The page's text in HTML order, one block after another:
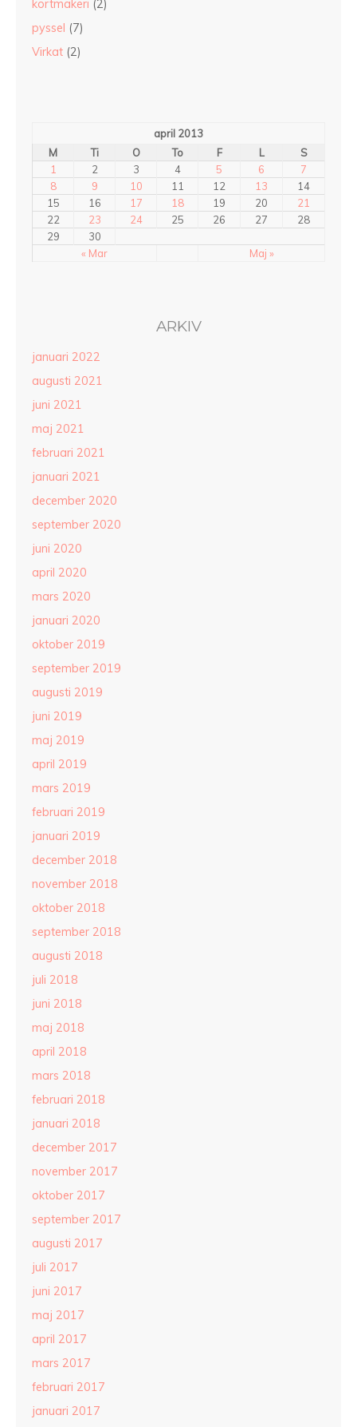
kortmakeri (2)
pyssel (7)
Virkat (2)
april 2013
M
Ti O To F L S
« Mar Maj »
1 2 3 4 5 6
7
8
9 10 11 12 13
14
15
16 17 18 19 20
21
22
23 24 25 26 27
28
29
30
ARKIV
januari 2022
augusti 2021
juni 2021
maj 2021
februari 2021
januari 2021
december 2020
september 2020
juni 2020
april 2020
mars 2020
januari 2020
oktober 2019
september 2019
augusti 2019
juni 2019
maj 2019
april 2019
mars 2019
februari 2019
januari 2019
december 2018
november 2018
oktober 2018
september 2018
augusti 2018
juli 2018
juni 2018
maj 2018
april 2018
mars 2018
februari 2018
januari 2018
december 2017
november 2017
oktober 2017
september 2017
augusti 2017
juli 2017
juni 2017
maj 2017
april 2017
mars 2017
februari 2017
januari 2017